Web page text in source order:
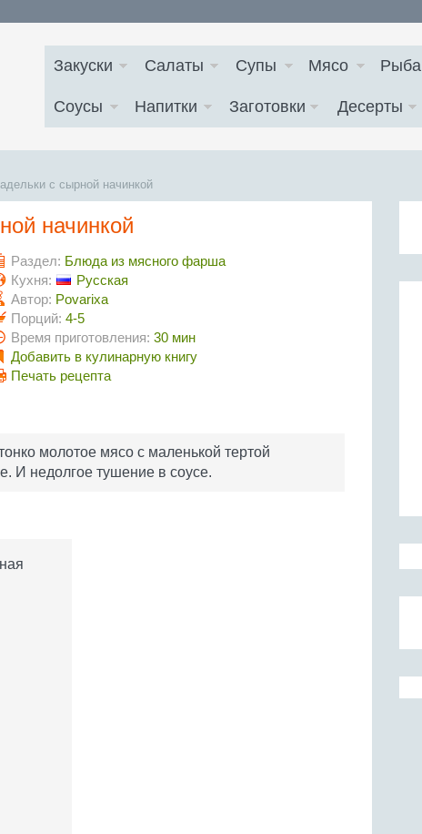
Закуски Салаты Супы Мясо Рыба
Соусы Напитки Заготовки Десерты
с сырной начинкой
начинкой
Раздел: Блюда из мясного фарша
Кухня:
Русская
Автор: Povarixa
Порций: 4-5
Время приготовления: 30 мин
Добавить в кулинарную книгу
Печать рецепта
молотое мясо с маленькой тертой
И недолгое тушение в соусе.